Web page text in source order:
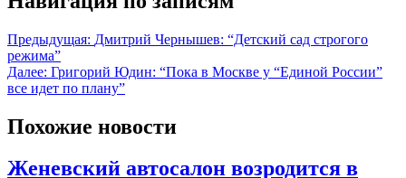
Предыдущая: Дмитрий Чернышев: “Детский сад строгого
режима”
Далее: Григорий Юдин: “Пока в Москве у “Единой России”
все идет по плану”
Похожие новости
Женевский автосалон возродится в